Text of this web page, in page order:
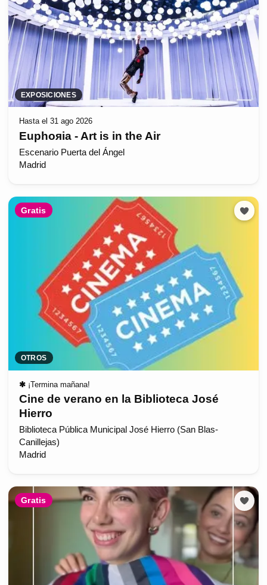
EXPOSICIONES
Hasta el 31 ago 2026
Euphoяia - Art is in the Air
Escenario Puerta del Ángel
Madrid
Gratis
OTROS
✱ ¡Termina mañana!
Cine de verano en la Biblioteca José
Hierro
Biblioteca Pública Municipal José Hierro (San Blas-
Canillejas)
Madrid
Gratis